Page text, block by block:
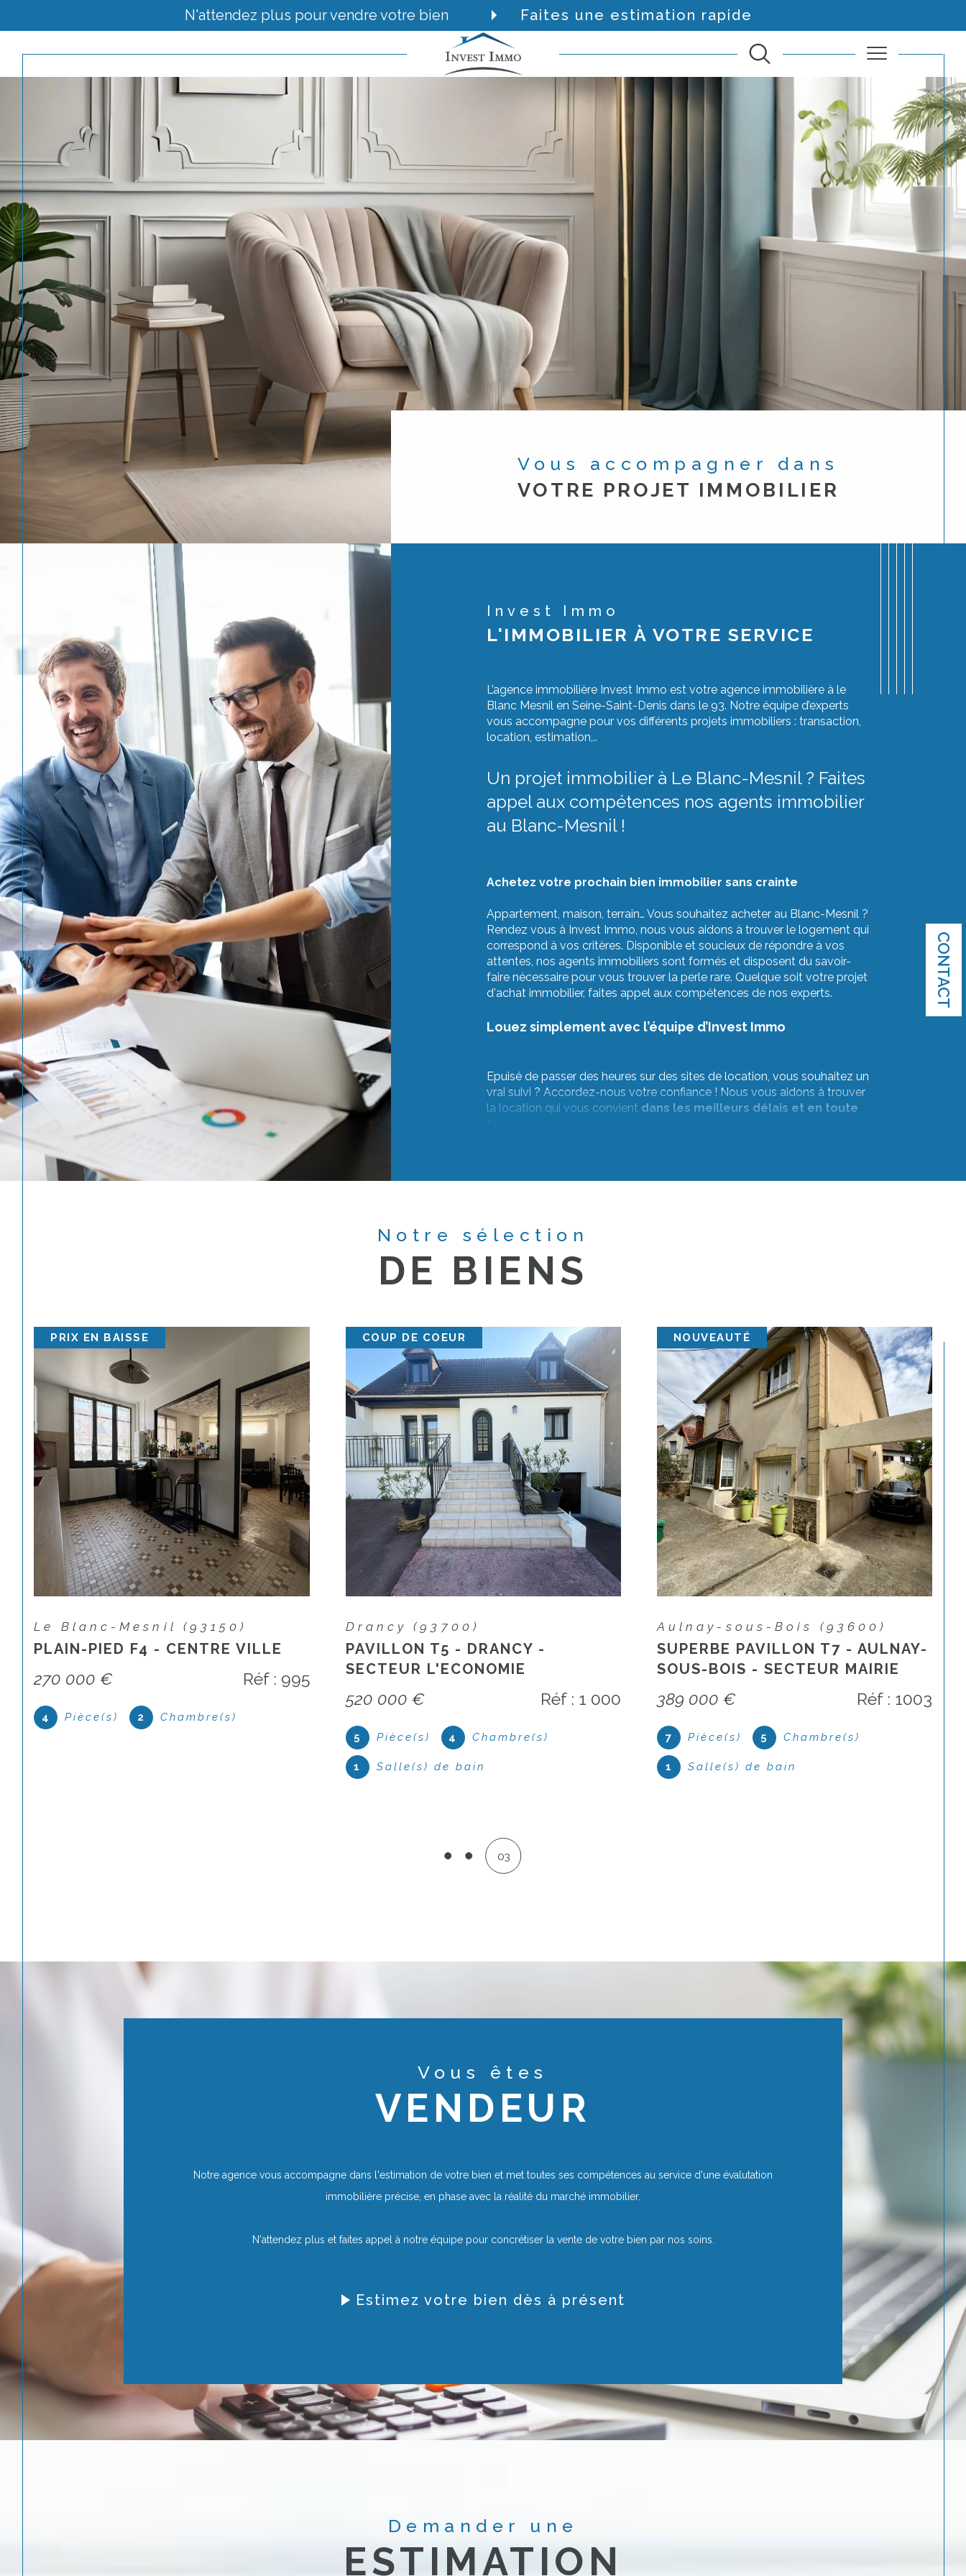
N'attendez plus pour vendre votre bien Faites une estimation rapide
CONTACT
de l'ancien
de l'ancien
de l'immo pro
TYPE DE BIEN Filtrer
Voir les110annonces
Réinitialiser les filtres
Vous accompagner dans
VOTRE PROJET IMMOBILIER
Invest Immo
L'IMMOBILIER À VOTRE SERVICE
L’agence immobilière Invest Immo est votre agence immobilière à le
Blanc Mesnil en Seine-Saint-Denis dans le 93. Notre équipe d’experts
vous accompagne pour vos différents projets immobiliers : transaction,
location, estimation,..
Un projet immobilier à Le Blanc-Mesnil ? Faites
appel aux compétences nos agents immobilier
au Blanc-Mesnil !
Achetez votre prochain bien immobilier sans crainte
Appartement, maison, terrain… Vous souhaitez acheter au Blanc-Mesnil ?
Rendez vous à Invest Immo, nous vous aidons à trouver le logement qui
correspond à vos critères. Disponible et soucieux de répondre à vos
attentes, nos agents immobiliers sont formés et disposent du savoir-
faire nécessaire pour vous trouver la perle rare. Quelque soit votre projet
d'achat immobilier, faites appel aux compétences de nos experts.
Louez simplement avec l’équipe d’Invest Immo
Epuisé de passer des heures sur des sites de location, vous souhaitez un
vrai suivi ? Accordez-nous votre confiance ! Nous vous aidons à trouver
la location qui vous convient dans les meilleurs délais et en toute
Notre sélection
DE BIENS
VENDU
Le Blanc-Mesnil (93150)
EXCLUSIVITÉ BLANC-MESNIL
PAVILLON 6 PIECES 110 M²
VENDU
Drancy (93700)
DRANCY VILLAGE PARISIEN
1 Salle(s) de bain
NOUVEAUTÉ
Aulnay-sous-Bois (93600)
APPARTEMENT TRES RARE -
AULNAY CENTRE SUD -
RESIDENCE DE STANDING
2
01
Vous êtes
VENDEUR
Notre agence vous accompagne dans l'estimation de votre bien et met toutes ses compétences au service d'une évalutation
immobilière précise, en phase avec la réalité du marché immobilier.
N'attendez plus et faites appel à notre équipe pour concrétiser la vente de votre bien par nos soins.
Estimez votre bien dès à présent
Demander une
ESTIMATION